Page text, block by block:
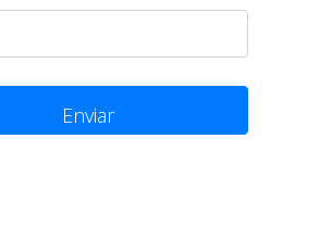
Enviar